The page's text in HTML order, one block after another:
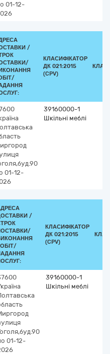
01-12-
/
КЛАСИФІКАТОР
ДК 021:2015
(CPV)
01-12-
39160000-1
Шкільні меблі
/
КЛАСИФІКАТОР
ДК 021:2015
(CPV)
01-12-
39160000-1
Шкільні меблі